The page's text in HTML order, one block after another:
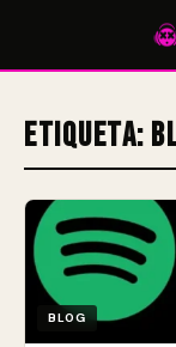
Accesos rápidos:
Etiqueta:
BLOG